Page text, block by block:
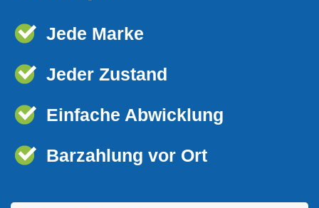
Jede Marke
Jeder Zustand
Einfache Abwicklung
Barzahlung vor Ort